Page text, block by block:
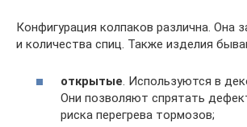
Конфигурация колпаков различна. Она
и количества спиц. Также изделия
открытые. Используются в
Они позволяют спрятать
риска перегрева тормозов;